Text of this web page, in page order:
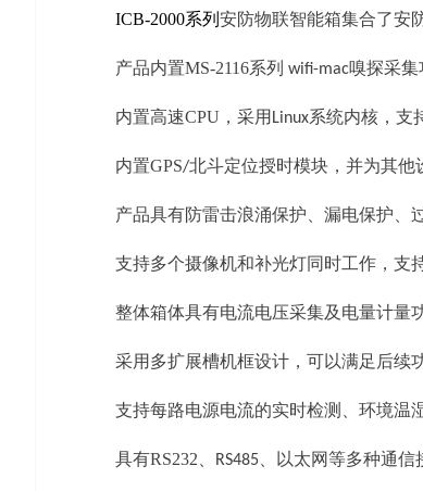
ICB-2000系列 安防物联智能箱集合了安
产品内置MS-2116系列 wifi-mac嗅探采
内置高速CPU ，采用 Linux系统内核， 支
内置GPS/北斗定位授时模块，并为其他
产品具有防雷击浪涌保护、漏电保护、
支持多个摄像机和补光灯同时工作，支
整体箱体具有电流电压采集及电量计量
采用多扩展槽机框设计，可以满足后续
支持每路电源电流的实时检测、环境温
具有RS232 RS485 、以太网等多种通